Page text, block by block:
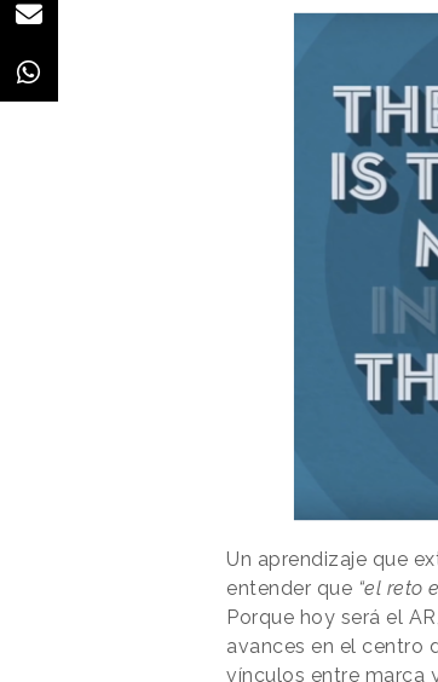
Un aprendizaje que
entender que “el reto
Porque hoy será el
avances en el centro
vínculos entre marca